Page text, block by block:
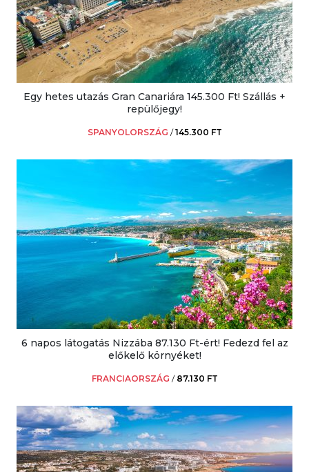
Egy hetes utazás Gran Canariára 145.300 Ft! Szállás +
repülőjegy!
SPANYOLORSZÁG /145.300 FT
6 napos látogatás Nizzába 87.130 Ft-ért! Fedezd fel az
előkelő környéket!
FRANCIAORSZÁG / 87.130 FT